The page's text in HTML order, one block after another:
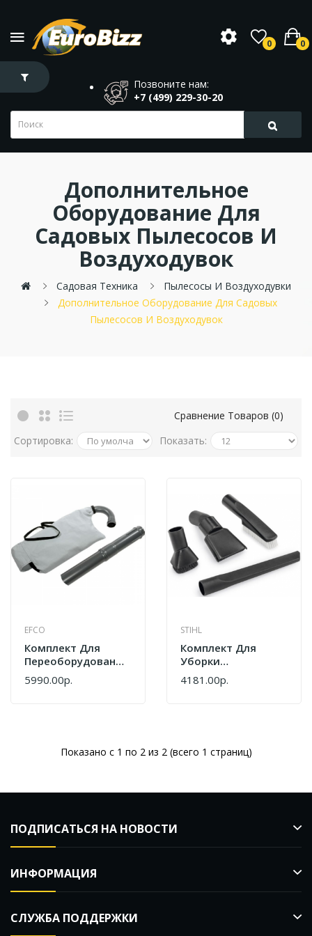
0 0
Позвоните нам:
+7 (499) 229-30-20
Дополнительное
Оборудование Для
Садовых Пылесосов И
Воздуходувок
Садовая Техника
Пылесосы И Воздуходувки
Дополнительное Оборудование Для Садовых
Пылесосов И Воздуходувок
Сравнение Товаров (0)
Сортировка:
Показать:
EFCO
Комплект Для
Переоборудования
Воздуходува Efco
BV 250 / SA 2500
5990.00р.
STIHL
Комплект Для
Уборки
Автомобиля Stihl SE
61-SE 122
4181.00р.
Показано с 1 по 2 из 2 (всего 1 страниц)
ПОДПИСАТЬСЯ НА НОВОСТИ
ИНФОРМАЦИЯ
СЛУЖБА ПОДДЕРЖКИ